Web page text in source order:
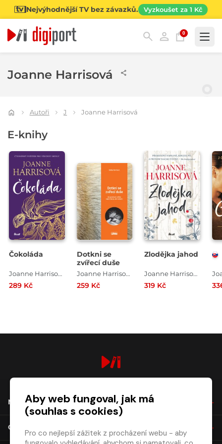
Nejvýhodnější TV bez závazků. Vyzkoušet za 1 Kč
0
Joanne Harrisová
Autoři J Joanne Harrisová
E-knihy
Čokoláda
Joanne Harrisová
289 Kč
Dotkni se
zvířecí duše
Joanne Harrisová
259 Kč
Zlodějka jahod
Joanne Harrisová
319 Kč
NÁKUP
O SPOLEČNOSTI
Aby web fungoval, jak má
(souhlas s cookies)
Pro co nejlepší zážitek z procházení webu - aby